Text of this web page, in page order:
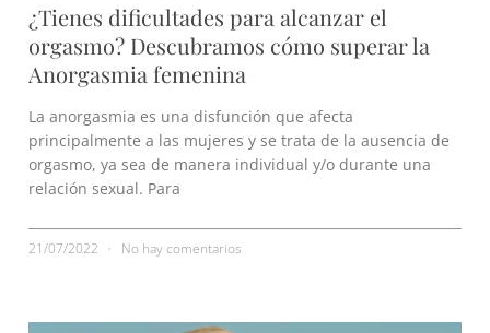
¿Tienes dificultades para alcanzar el
orgasmo? Descubramos cómo superar la
Anorgasmia femenina
La anorgasmia es una disfunción que afecta
principalmente a las mujeres y se trata de la ausencia de
orgasmo, ya sea de manera individual y/o durante una
relación sexual. Para
21/07/2022 No hay comentarios